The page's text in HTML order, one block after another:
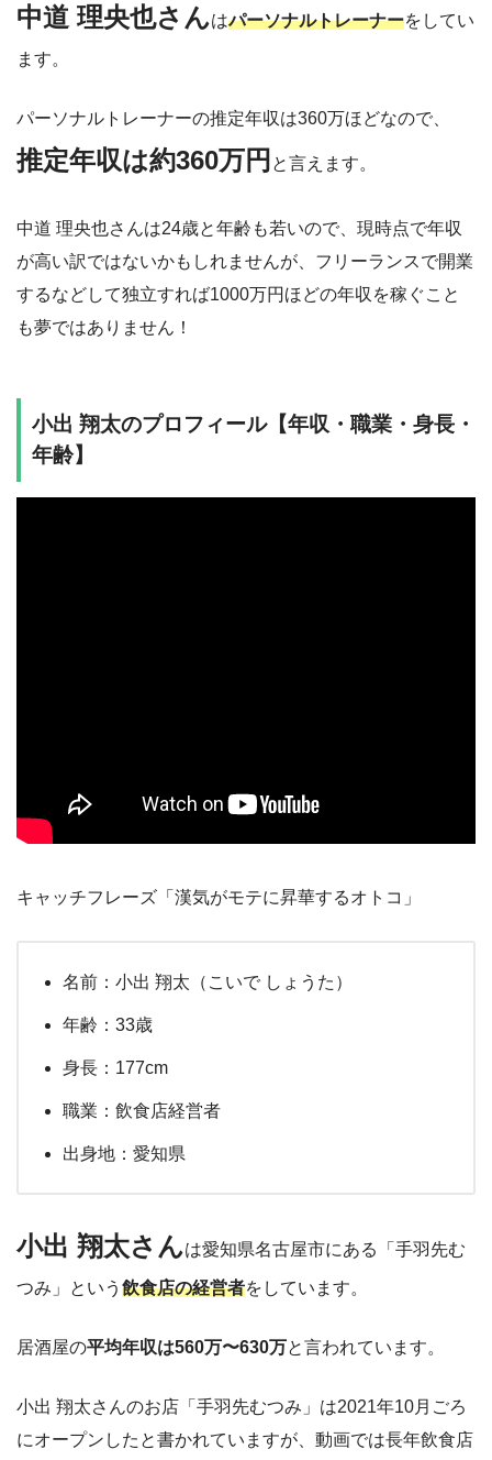
中道 理央也さんはパーソナルトレーナーをしてい
ます。
パーソナルトレーナーの推定年収は360万ほどなので、
推定年収は約360万円 と言えます。
中道 理央也さんは24歳と年齢も若いので、現時点で年収
が高い訳ではないかもしれませんが、フリーランスで開業
するなどして独立すれば1000万円ほどの年収を稼ぐこと
も夢ではありません！
小出 翔太のプロフィール【年収・職業・身長・
年齢】
キャッチフレーズ「漢気がモテに昇華するオトコ」
名前：小出 翔太（こいで しょうた）
年齢：33歳
身長：177cm
職業：飲食店経営者
出身地：愛知県
小出 翔太さんは愛知県名古屋市にある「手羽先む
つみ」という 飲食店の経営者をしています。
居酒屋の平均年収は560万〜630万と言われています。
小出 翔太さんのお店「手羽先むつみ」は2021年10月ごろ
にオープンしたと書かれていますが、動画では長年飲食店